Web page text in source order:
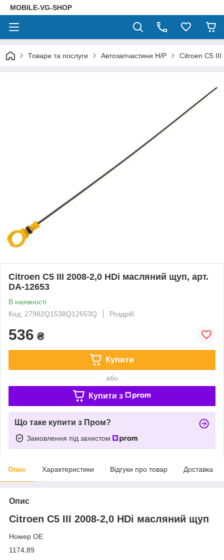
MOBILE-VG-SHOP
Товари та послуги Автозапчастини Н/Р Citroen C5 III
Citroen C5 III 2008-2,0 HDi масляний щуп, арт.
DA-12653
В наявності
Код: 27982Q1538Q12653Q
Роздріб
536 ₴
Купити
або
Купити з
Що таке купити з Пром?
Замовлення під захистом
Опис Характеристики Відгуки про товар Доставка
Опис
Citroen C5 III 2008-2,0 HDi масляний щуп
Номер OE
1174,89